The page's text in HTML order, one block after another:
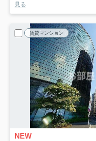
見る
賃貸マンション
NEW